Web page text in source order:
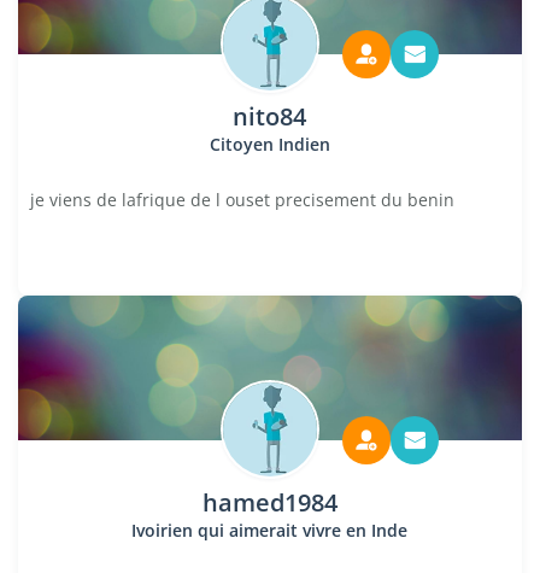
nito84
Citoyen Indien
je viens de lafrique de l ouset precisement du benin
hamed1984
Ivoirien qui aimerait vivre en Inde